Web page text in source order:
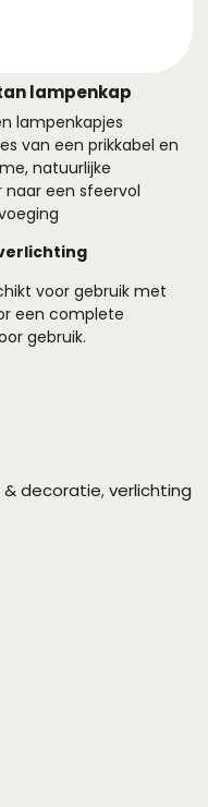
lampenkap
lampenkapjes
van een prikkabel en
natuurlijke
naar een sfeervol
voor gebruik met
een complete
gebruik.
& decoratie, verlichting